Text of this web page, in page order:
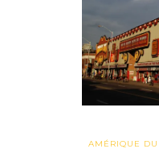
AMÉRIQUE